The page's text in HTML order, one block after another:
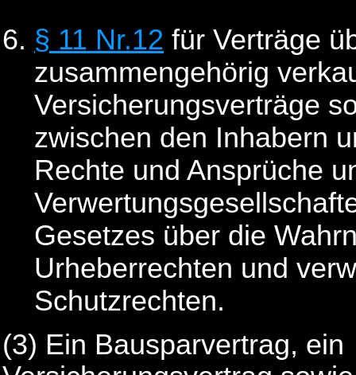
§ 11 Nr.12 für Verträge
zusammengehörig
Versicherungsverträge
zwischen den Inhabern
Rechte und Ansprüche
Gesetzes über die
Urheberrechten und
Schutzrechten.
(3) Ein Bausparvertrag, ein